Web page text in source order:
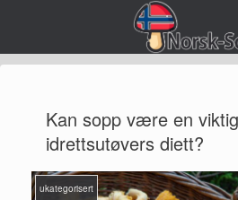
Kan sopp være en
idrettsutøvers diett?
ukategorisert